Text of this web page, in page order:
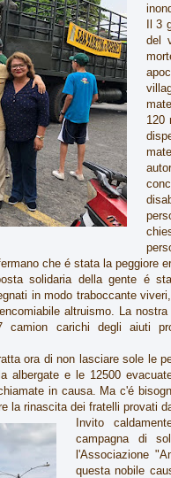
Il 3
del
120
che é stata la peggiore
solidaria della gente é
in modo traboccante
altruismo. La
carichi degli aiuti
ora di non lasciare sole le
albergate e le 12500
in causa. Ma c'é
la rinascita dei fratelli provati
Invito
campagna di
l'Associazione
questa nobile